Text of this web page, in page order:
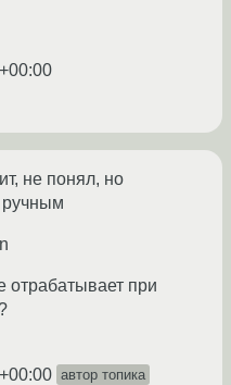
не понял, но
отрабатывает при
автор топика